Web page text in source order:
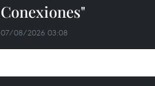
Conexiones"
07/08/2026 03:08